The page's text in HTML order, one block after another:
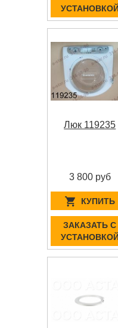
Люк 119235
3 800 руб
КУПИТЬ
ЗАКАЗАТЬ С